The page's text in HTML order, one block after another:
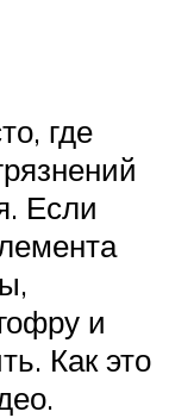
где
Если
и
Как это